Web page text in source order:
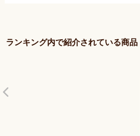
ランキング内で紹介されている商品